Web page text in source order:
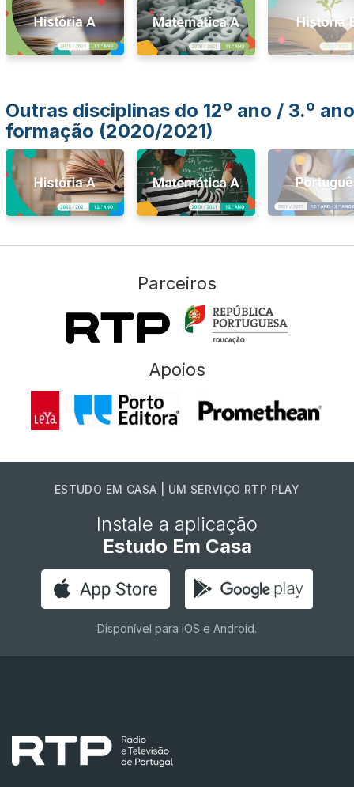
Outras disciplinas do 12º ano / 3.º ano
formação (2020/2021)
Parceiros
Apoios
ESTUDO EM CASA | UM SERVIÇO RTP PLAY
Instale a aplicação
Estudo Em Casa
Disponível para iOS e Android.